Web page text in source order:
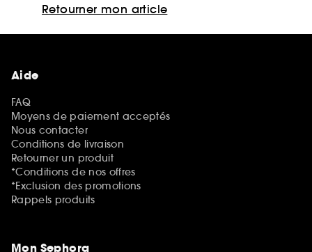
Retourner mon article
Aide
FAQ
Moyens de paiement acceptés
Nous contacter
Conditions de livraison
Retourner un produit
*Conditions de nos offres
*Exclusion des promotions
Rappels produits
Mon Sephora